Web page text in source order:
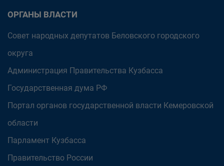
ОРГАНЫ ВЛАСТИ
Совет народных депутатов Беловского городского
округа
Администрация Правительства Кузбасса
Государственная дума РФ
Портал органов государственной власти Кемеровской
области
Парламент Кузбасса
Правительство России